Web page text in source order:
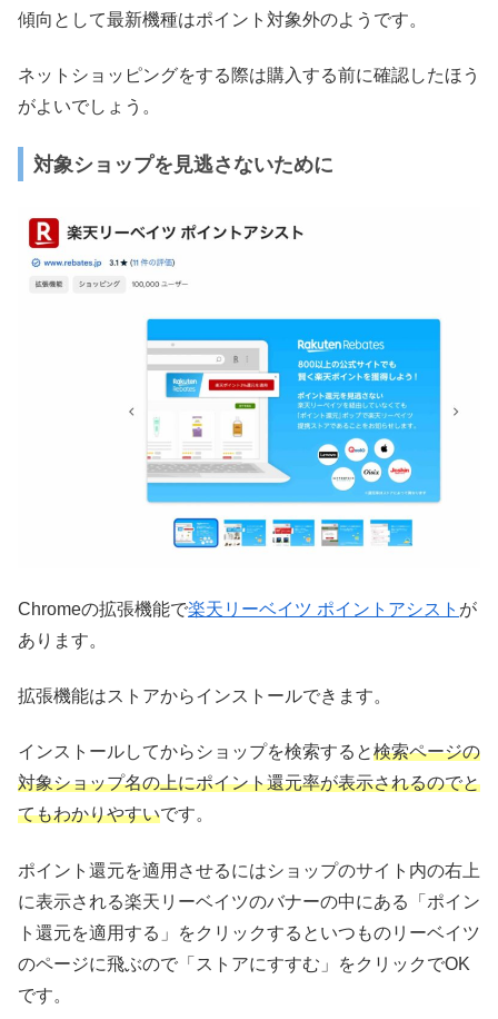
傾向として最新機種はポイント対象外のようです。
ネットショッピングをする際は購入する前に確認したほう
がよいでしょう。
対象ショップを見逃さないために
Chromeの拡張機能で楽天リーベイツ ポイントアシスト が
あります。
拡張機能はストアからインストールできます。
インストールしてからショップを検索すると検索ページの
対象ショップ名の上にポイント還元率が表示されるのでと
てもわかりやすいです。
ポイント還元を適用させるにはショップのサイト内の右上
に表示される楽天リーベイツのバナーの中にある「ポイン
ト還元を適用する」をクリックするといつものリーベイツ
のページに飛ぶので「ストアにすすむ」をクリックでOK
です。